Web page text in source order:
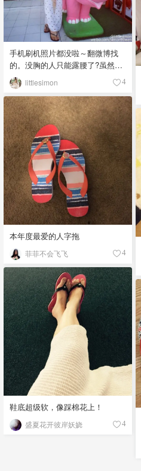
手机刷机照片都没啦～翻微博找
的。没胸的人只能露腰了?虽然腰
也没练过littlesimon 4
本年度最爱的人字拖
菲菲不会飞飞 4
鞋底超级软，像踩棉花上！
盛夏花开彼岸妖娆 4